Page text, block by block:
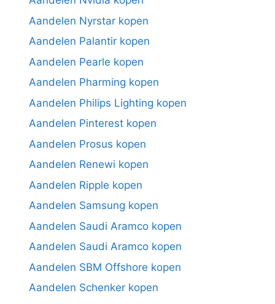
Aandelen Nyrstar kopen
Aandelen Palantir kopen
Aandelen Pearle kopen
Aandelen Pharming kopen
Aandelen Philips Lighting kopen
Aandelen Pinterest kopen
Aandelen Prosus kopen
Aandelen Renewi kopen
Aandelen Ripple kopen
Aandelen Samsung kopen
Aandelen Saudi Aramco kopen
Aandelen Saudi Aramco kopen
Aandelen SBM Offshore kopen
Aandelen Schenker kopen